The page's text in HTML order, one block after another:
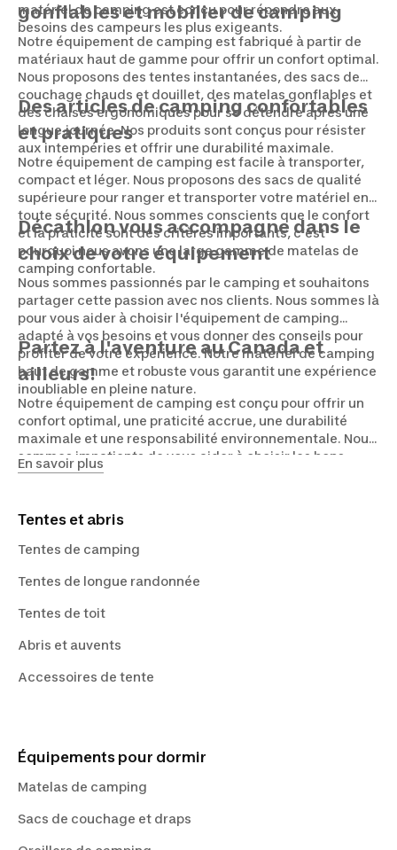
matériel de camping est conçu pour répondre aux
besoins des campeurs les plus exigeants.
gonflables et mobilier de camping
Notre équipement de camping est fabriqué à partir de
matériaux haut de gamme pour offrir un confort optimal.
Nous proposons des tentes instantanées, des sacs de
couchage chauds et douillet, des matelas gonflables et
des chaises ergonomiques pour se détendre après une
longue journée. Nos produits sont conçus pour résister
aux intempéries et offrir une durabilité maximale.
Des articles de camping confortables
et pratiques
Notre équipement de camping est facile à transporter,
compact et léger. Nous proposons des sacs de qualité
supérieure pour ranger et transporter votre matériel en
toute sécurité. Nous sommes conscients que le confort
et la praticité sont des critères importants, c’est
pourquoi nous avons une large gamme de matelas de
camping confortable.
Décathlon vous accompagne dans le
choix de votre équipement
Nous sommes passionnés par le camping et souhaitons
partager cette passion avec nos clients. Nous sommes là
pour vous aider à choisir l'équipement de camping
adapté à vos besoins et vous donner des conseils pour
profiter de votre expérience. Notre matériel de camping
haut de gamme et robuste vous garantit une expérience
inoubliable en pleine nature.
Partez à l'aventure au Canada et
ailleurs!
Notre équipement de camping est conçu pour offrir un
confort optimal, une praticité accrue, une durabilité
maximale et une responsabilité environnementale. Nous
sommes impatients de vous aider à choisir les bons
produits tel qu'un sac de couchage confortable.
En savoir plus
Tentes et abris
Tentes de camping
Tentes de longue randonnée
Tentes de toit
Abris et auvents
Accessoires de tente
Équipements pour dormir
Matelas de camping
Sacs de couchage et draps